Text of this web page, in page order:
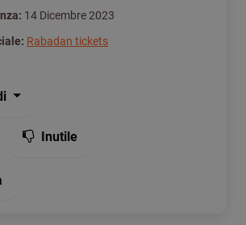
14 Dicembre 2023
Rabadan tickets
Inutile